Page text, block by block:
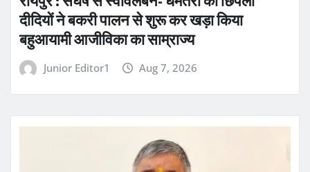
दीदियों ने बकरी पालन से शुरू कर खड़ा किया
बहुआयामी आजीविका का साम्राज्य
Junior Editor1 Aug 7, 2026